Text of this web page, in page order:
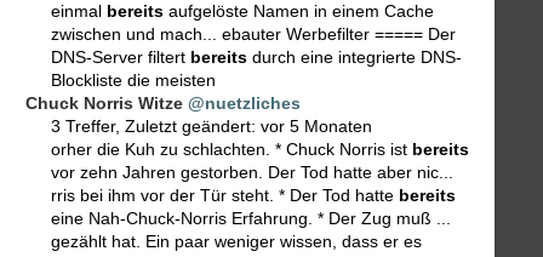
einmal bereits aufgelöste Namen in einem Cache
zwischen und mach... ebauter Werbefilter ===== Der
DNS-Server filtert bereits durch eine integrierte DNS-
Blockliste die meisten
Chuck Norris Witze @nuetzliches
3 Treffer, Zuletzt geändert: vor 5 Monaten
orher die Kuh zu schlachten. * Chuck Norris ist bereits
vor zehn Jahren gestorben. Der Tod hatte aber nic...
rris bei ihm vor der Tür steht. * Der Tod hatte bereits
eine Nah-Chuck-Norris Erfahrung. * Der Zug muß ...
gezählt hat. Ein paar weniger wissen, dass er es